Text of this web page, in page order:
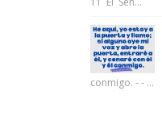
conmigo. - - ...